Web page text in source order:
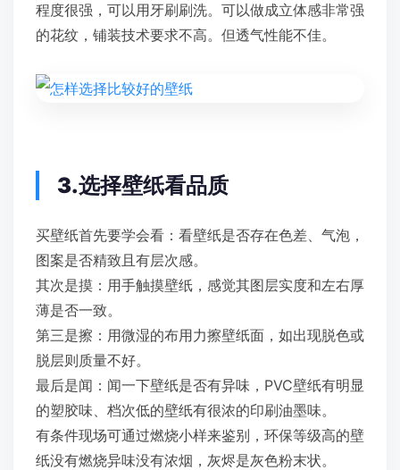
程度很强，可以用牙刷刷洗。可以做成立体感非常强
的花纹，铺装技术要求不高。但透气性能不佳。
3.选择壁纸看品质
买壁纸首先要学会看：看壁纸是否存在色差、气泡，
图案是否精致且有层次感。
其次是摸：用手触摸壁纸，感觉其图层实度和左右厚
薄是否一致。
第三是擦：用微湿的布用力擦壁纸面，如出现脱色或
脱层则质量不好。
最后是闻：闻一下壁纸是否有异味，PVC壁纸有明显
的塑胶味、档次低的壁纸有很浓的印刷油墨味。
有条件现场可通过燃烧小样来鉴别，环保等级高的壁
纸没有燃烧异味没有浓烟，灰烬是灰色粉末状。